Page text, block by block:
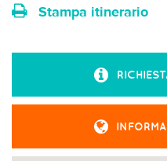
Stampa itinerario